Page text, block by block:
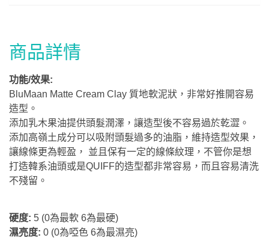
商品詳情
功能/效果:
BluMaan Matte Cream Clay 質地軟泥狀，非常好推開容易
造型。
添加乳木果油提供頭髮潤澤，讓造型後不容易過於乾澀。
添加高嶺土成分可以吸附頭髮過多的油脂，維持造型效果，
讓線條更為輕盈， 並且保有一定的線條紋理，不管你是想
打造韓系油頭或是QUIFF的造型都非常容易，而且容易清洗
不殘留。
硬度: 5 (0為最軟 6為最硬)
濕亮度: 0 (0為啞色 6為最濕亮)